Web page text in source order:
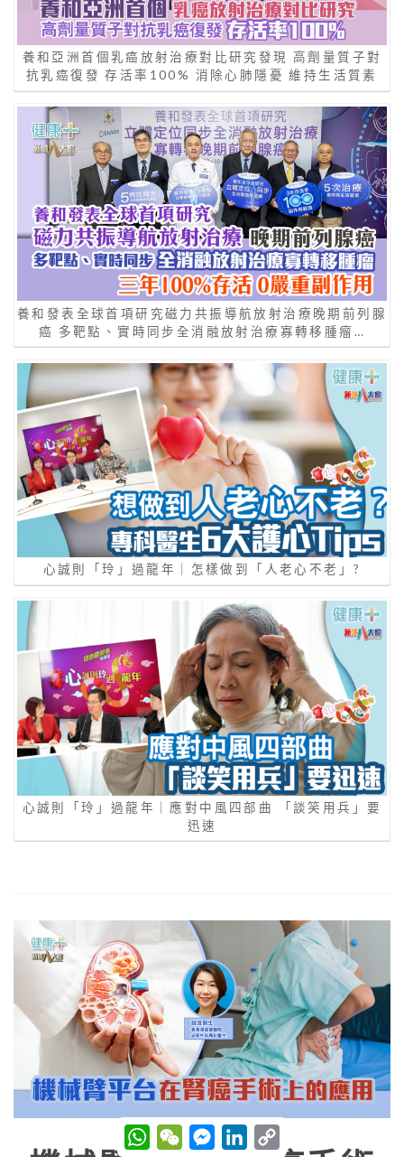
養和亞洲首個乳癌放射治療對比研究發現 高劑量質子對
抗乳癌復發 存活率100% 消除心肺隱憂 維持生活質素
養和發表全球首項研究磁力共振導航放射治療晚期前列腺
癌 多靶點、實時同步全消融放射治療寡轉移腫瘤…
心誠則「玲」過龍年｜怎樣做到「⼈老⼼不老」?
心誠則「玲」過龍年｜應對中風四部曲 「談笑⽤兵」要
迅速
W
h
W
e
M
e
L
o